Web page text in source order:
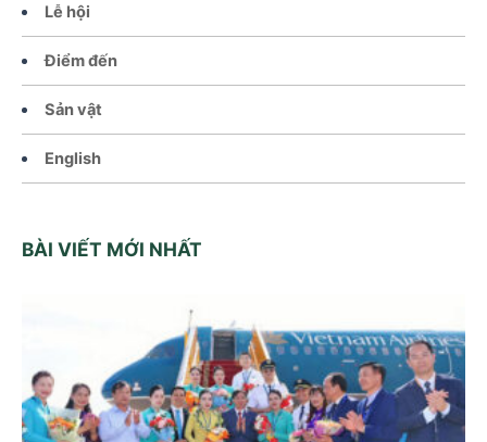
Lễ hội
Điểm đến
Sản vật
English
BÀI VIẾT MỚI NHẤT